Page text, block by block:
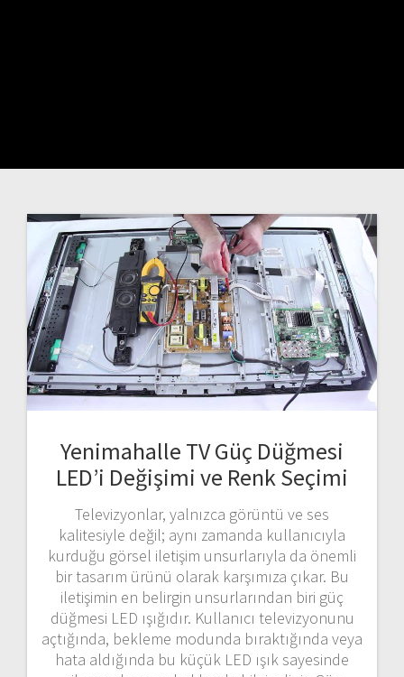
Yenimahalle TV Güç Düğmesi
LED’i Değişimi ve Renk Seçimi
Televizyonlar, yalnızca görüntü ve ses
kalitesiyle değil; aynı zamanda kullanıcıyla
kurduğu görsel iletişim unsurlarıyla da önemli
bir tasarım ürünü olarak karşımıza çıkar. Bu
iletişimin en belirgin unsurlarından biri güç
düğmesi LED ışığıdır. Kullanıcı televizyonunu
açtığında, bekleme modunda bıraktığında veya
hata aldığında bu küçük LED ışık sayesinde